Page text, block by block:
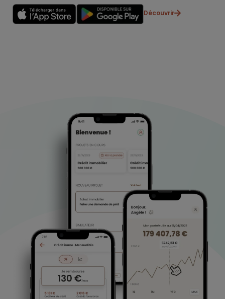
Découvrir